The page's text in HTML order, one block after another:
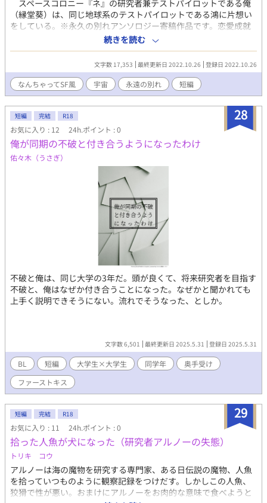
スペースコロニー『ネ』の研究者兼テストパイロットである俺
（縁堂葵）は、同じ地球系のテストパイロットである鴻に片想い
をしている。※永久の別れアンソロジー寄稿作品です。恋愛成就
後、永遠に会えなくなりますのでご注意願います。（SFにR18で
投稿している※そちらは男女※【結婚したい男】の関連作品で
す。双方単独でご覧頂けます。こちらの方がはるか前の時空なの
ですが、あちらの主人公がチラッと後半に出てきます。よろしけ
れば、お楽しみいただけますと幸いです）
続きを読む
文字数 17,353 最終更新日 2022.10.26 登録日 2022.10.26
なんちゃってSF風 宇宙 永遠の別れ 短編
28
短編 完結 R18
お気に入り : 12 24h.ポイント : 0
俺が同期の不破と付き合うようになったわけ
佑々木（うさぎ）
不破と俺は、同じ大学の3年だ。頭が良くて、将来研究者を目指す
不破と、俺はなぜか付き合うことになった。なぜかと聞かれても
上手く説明できそうにない。流れでそうなった、としか。
文字数 6,501 最終更新日 2025.5.31 登録日 2025.5.31
BL 短編 大学生×大学生 同学年
奥手受け
ファーストキス
29
短編 完結 R18
お気に入り : 11 24h.ポイント : 0
拾った人魚が犬になった（研究者アルノーの失態）
トリキ コウ
アルノーは海の魔物を研究する専門家、ある日伝説の魔物、人魚
を拾っていつものように観察記録をつけだす。しかしこの人魚、
狡猾で性が悪い。おまけにアルノーをお肉的な意味で食べようと